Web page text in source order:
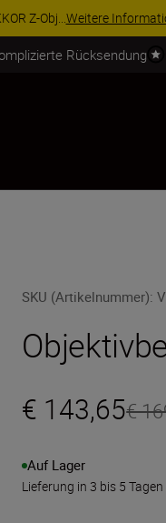
Z-Obj...Weitere
Rücksendung
SKU (Artikelnummer):
€ 143,65€
Auf Lager
Lieferung in 3 bis 5 Tagen